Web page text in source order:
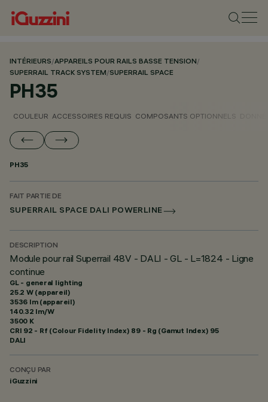
INTÉRIEURS/APPAREILS POUR RAILS BASSE TENSION/
SUPERRAIL TRACK SYSTEM/SUPERRAIL SPACE
PH35
COULEUR ACCESSOIRES REQUIS COMPOSANTS OPTIONNELS
PH35
FAIT PARTIE DE
SUPERRAIL SPACE DALI POWERLINE
DESCRIPTION
Module pour rail Superrail 48V - DALI - GL - L=1824 - Ligne
continue
GL - general lighting
25.2 W (appareil)
3536 lm (appareil)
140.32 lm/W
3500 K
CRI 92 - Rf (Colour Fidelity Index) 89 - Rg (Gamut Index) 95
DALI
CONÇU PAR
iGuzzini